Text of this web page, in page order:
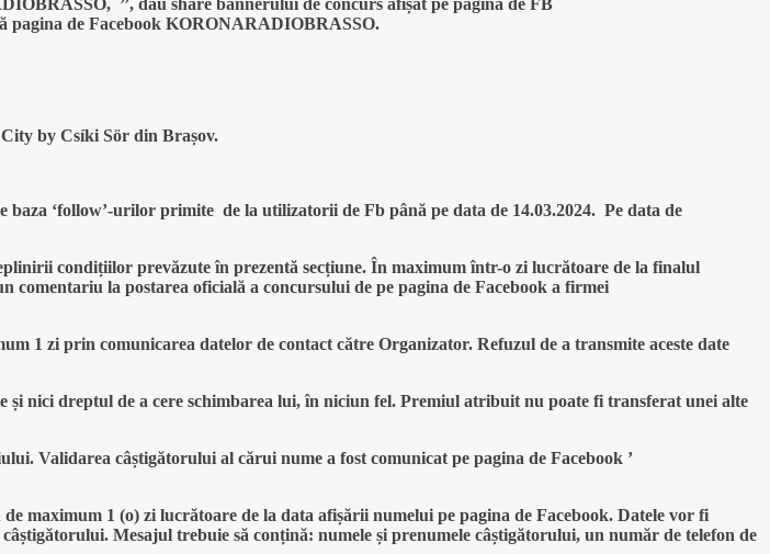
’’, dau share bannerului de concurs afișat pe pagina de FB
pagina de Facebook KORONARADIOBRASSO.
by Csíki Sör din Brașov.
‘follow’-urilor primite de la utilizatorii de Fb până pe data de 14.03.2024. Pe data de
condițiilor prevăzute în prezentă secțiune. În maximum într-o zi lucrătoare de la finalul
comentariu la postarea oficială a concursului de pe pagina de Facebook a firmei
1 zi prin comunicarea datelor de contact către Organizator. Refuzul de a transmite aceste date
nici dreptul de a cere schimbarea lui, în niciun fel. Premiul atribuit nu poate fi transferat unei alte
Validarea câștigătorului al cărui nume a fost comunicat pe pagina de Facebook ’
maximum 1 (o) zi lucrătoare de la data afișării numelui pe pagina de Facebook. Datele vor fi
Mesajul trebuie să conțină: numele și prenumele câștigătorului, un număr de telefon de